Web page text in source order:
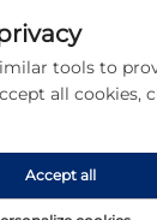
jog
szabályzat
tools to
all cookies,
Accept all